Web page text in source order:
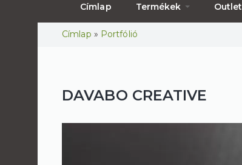
Címlap Termékek Outlet
Jelenlegi hely
Címlap » Portfólió
DAVABO CREATIVE